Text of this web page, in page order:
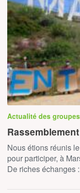
Actualité des
Nous étions réunis
pour participer, à
De riches échanges